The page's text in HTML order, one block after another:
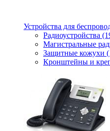
Устройства для
Радиоустройства
Магистральные
Защитные кожухи
Кронштейны и